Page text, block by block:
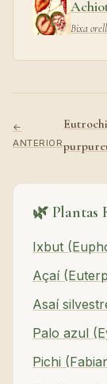
Bixa
←
ANTERIOR
🌿 Plantas
Ixbut
Açaí
Asaí
Palo azul
Pichi